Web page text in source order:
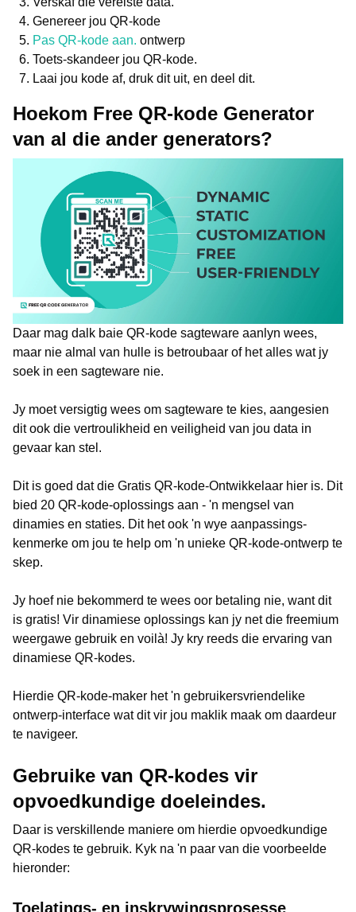
Genereer jou QR-kode
Pas QR-kode aan. ontwerp
Toets-skandeer jou QR-kode.
Laai jou kode af, druk dit uit, en deel dit.
Hoekom Free QR-kode Generator
van al die ander generators?
Daar mag dalk baie QR-kode sagteware aanlyn wees,
maar nie almal van hulle is betroubaar of het alles wat jy
soek in een sagteware nie.
Jy moet versigtig wees om sagteware te kies, aangesien
dit ook die vertroulikheid en veiligheid van jou data in
gevaar kan stel.
Dit is goed dat die Gratis QR-kode-Ontwikkelaar hier is. Dit
bied 20 QR-kode-oplossings aan - 'n mengsel van
dinamies en staties. Dit het ook 'n wye aanpassings-
kenmerke om jou te help om 'n unieke QR-kode-ontwerp te
skep.
Jy hoef nie bekommerd te wees oor betaling nie, want dit
is gratis! Vir dinamiese oplossings kan jy net die freemium
weergawe gebruik en voilà! Jy kry reeds die ervaring van
dinamiese QR-kodes.
Hierdie QR-kode-maker het 'n gebruikersvriendelike
ontwerp-interface wat dit vir jou maklik maak om daardeur
te navigeer.
Gebruike van QR-kodes vir
opvoedkundige doeleindes.
Daar is verskillende maniere om hierdie opvoedkundige
QR-kodes te gebruik. Kyk na 'n paar van die voorbeelde
hieronder:
Toelatings- en inskrywingsprosesse